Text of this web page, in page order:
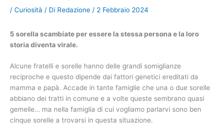
/ Curiosità / Di Redazione / 2 Febbraio 2024
5 sorella scambiate per essere la stessa persona e la loro
storia diventa virale.
Alcune fratelli e sorelle hanno delle grandi somiglianze
reciproche e questo dipende dai fattori genetici ereditati da
mamma e papà. Accade in tante famiglie che una o due sorelle
abbiano dei tratti in comune e a volte queste sembrano quasi
gemelle… ma nella famiglia di cui vogliamo parlarvi sono ben
cinque sorelle a trovarsi in questa situazione.